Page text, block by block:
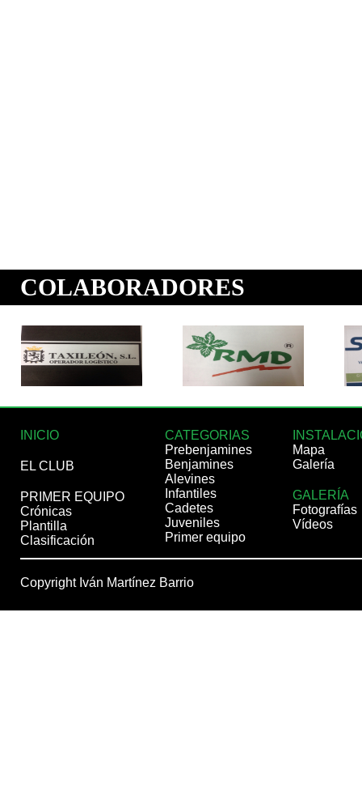
INICIO
EL CLUB
PRIMER EQUIPO
Crónicas
Plantilla
Clasificación
CATEGORIAS
Prebenjamines
Benjamines
Alevines
Infantiles
Cadetes
Juveniles
Primer equipo
Mapa
Galería
GALERÍA
Fotografías
Vídeos
Copyright Iván Martínez Barrio